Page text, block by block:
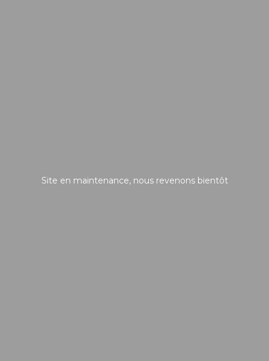
Site en maintenance, nous revenons bientôt